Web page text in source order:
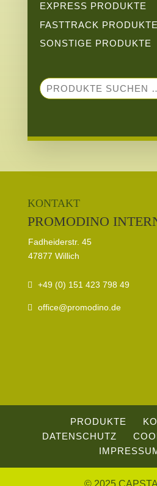
EXPRESS PRODUKTE
FASTTRACK PRODUKTE
SONSTIGE PRODUKTE
SUCHEN
NACH:
KONTAKT
PROMODINO
Fadheiderstr. 45
47877 Willich
+49 (0) 151 423 798 49
office@promodino.de
PRODUKTE
DATENSCHUTZ
© 2025